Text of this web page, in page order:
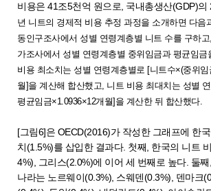
비용은 41조5천억 원으로, 국내총생산(GDP)의
년 니트의 경제적 비용 추정 과정을 소개하면 다음
동인구조사에서 성별 연령계층별 니트 수를 구하
가조사에서 성별 연령계층별 중위임금과 평균임금
비용 최소치는 성별 연령계층별로 [니트수×(중위임
월]을 계산해 합산했고, 니트 비용 최대치는 성별
평균임금×1.0936×12개월]을 계산한 뒤 합산했다.
[그림6]은 OECD(2016)가 작성한 그래프에 한
치(1.5%)를 삽입한 결과다. 첫째, 한국의 니트
4%), 그리스(2.0%)에 이어 세 번째로 높다. 둘
나라는 노르웨이(0.3%), 스웨덴(0.3%), 덴마크